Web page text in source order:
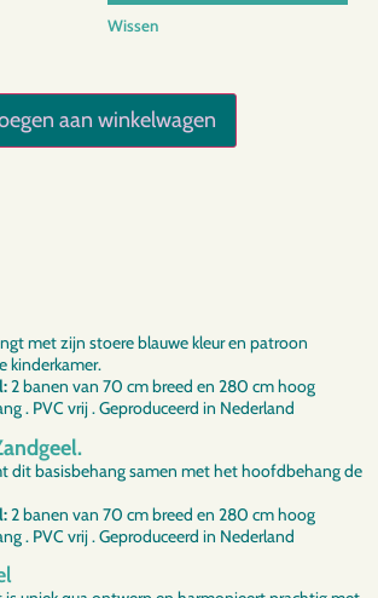
Wissen
aan winkelwagen
met zijn stoere blauwe kleur en patroon
kinderkamer.
2 banen van 70 cm breed en 280 cm hoog
. PVC vrij . Geproduceerd in Nederland
dit basisbehang samen met het hoofdbehang de
2 banen van 70 cm breed en 280 cm hoog
. PVC vrij . Geproduceerd in Nederland